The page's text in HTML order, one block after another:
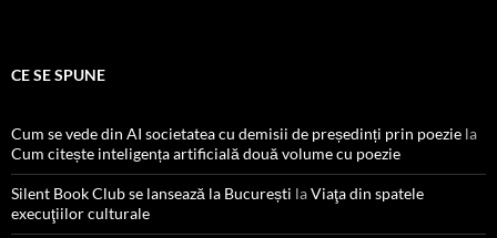
CE SE SPUNE
Cum se vede din AI societatea cu demisii de președinți prin poezie la
Cum citește inteligența artificială două volume cu poezie
Silent Book Club se lansează la București laViaţa din spatele
execuţiilor culturale